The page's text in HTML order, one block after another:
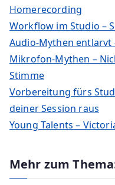
Homerecording
Workflow im Studio –
Audio-Mythen entlarvt
Mikrofon-Mythen –
Stimme
Vorbereitung fürs
deiner Session raus
Young Talents –
Mehr zum